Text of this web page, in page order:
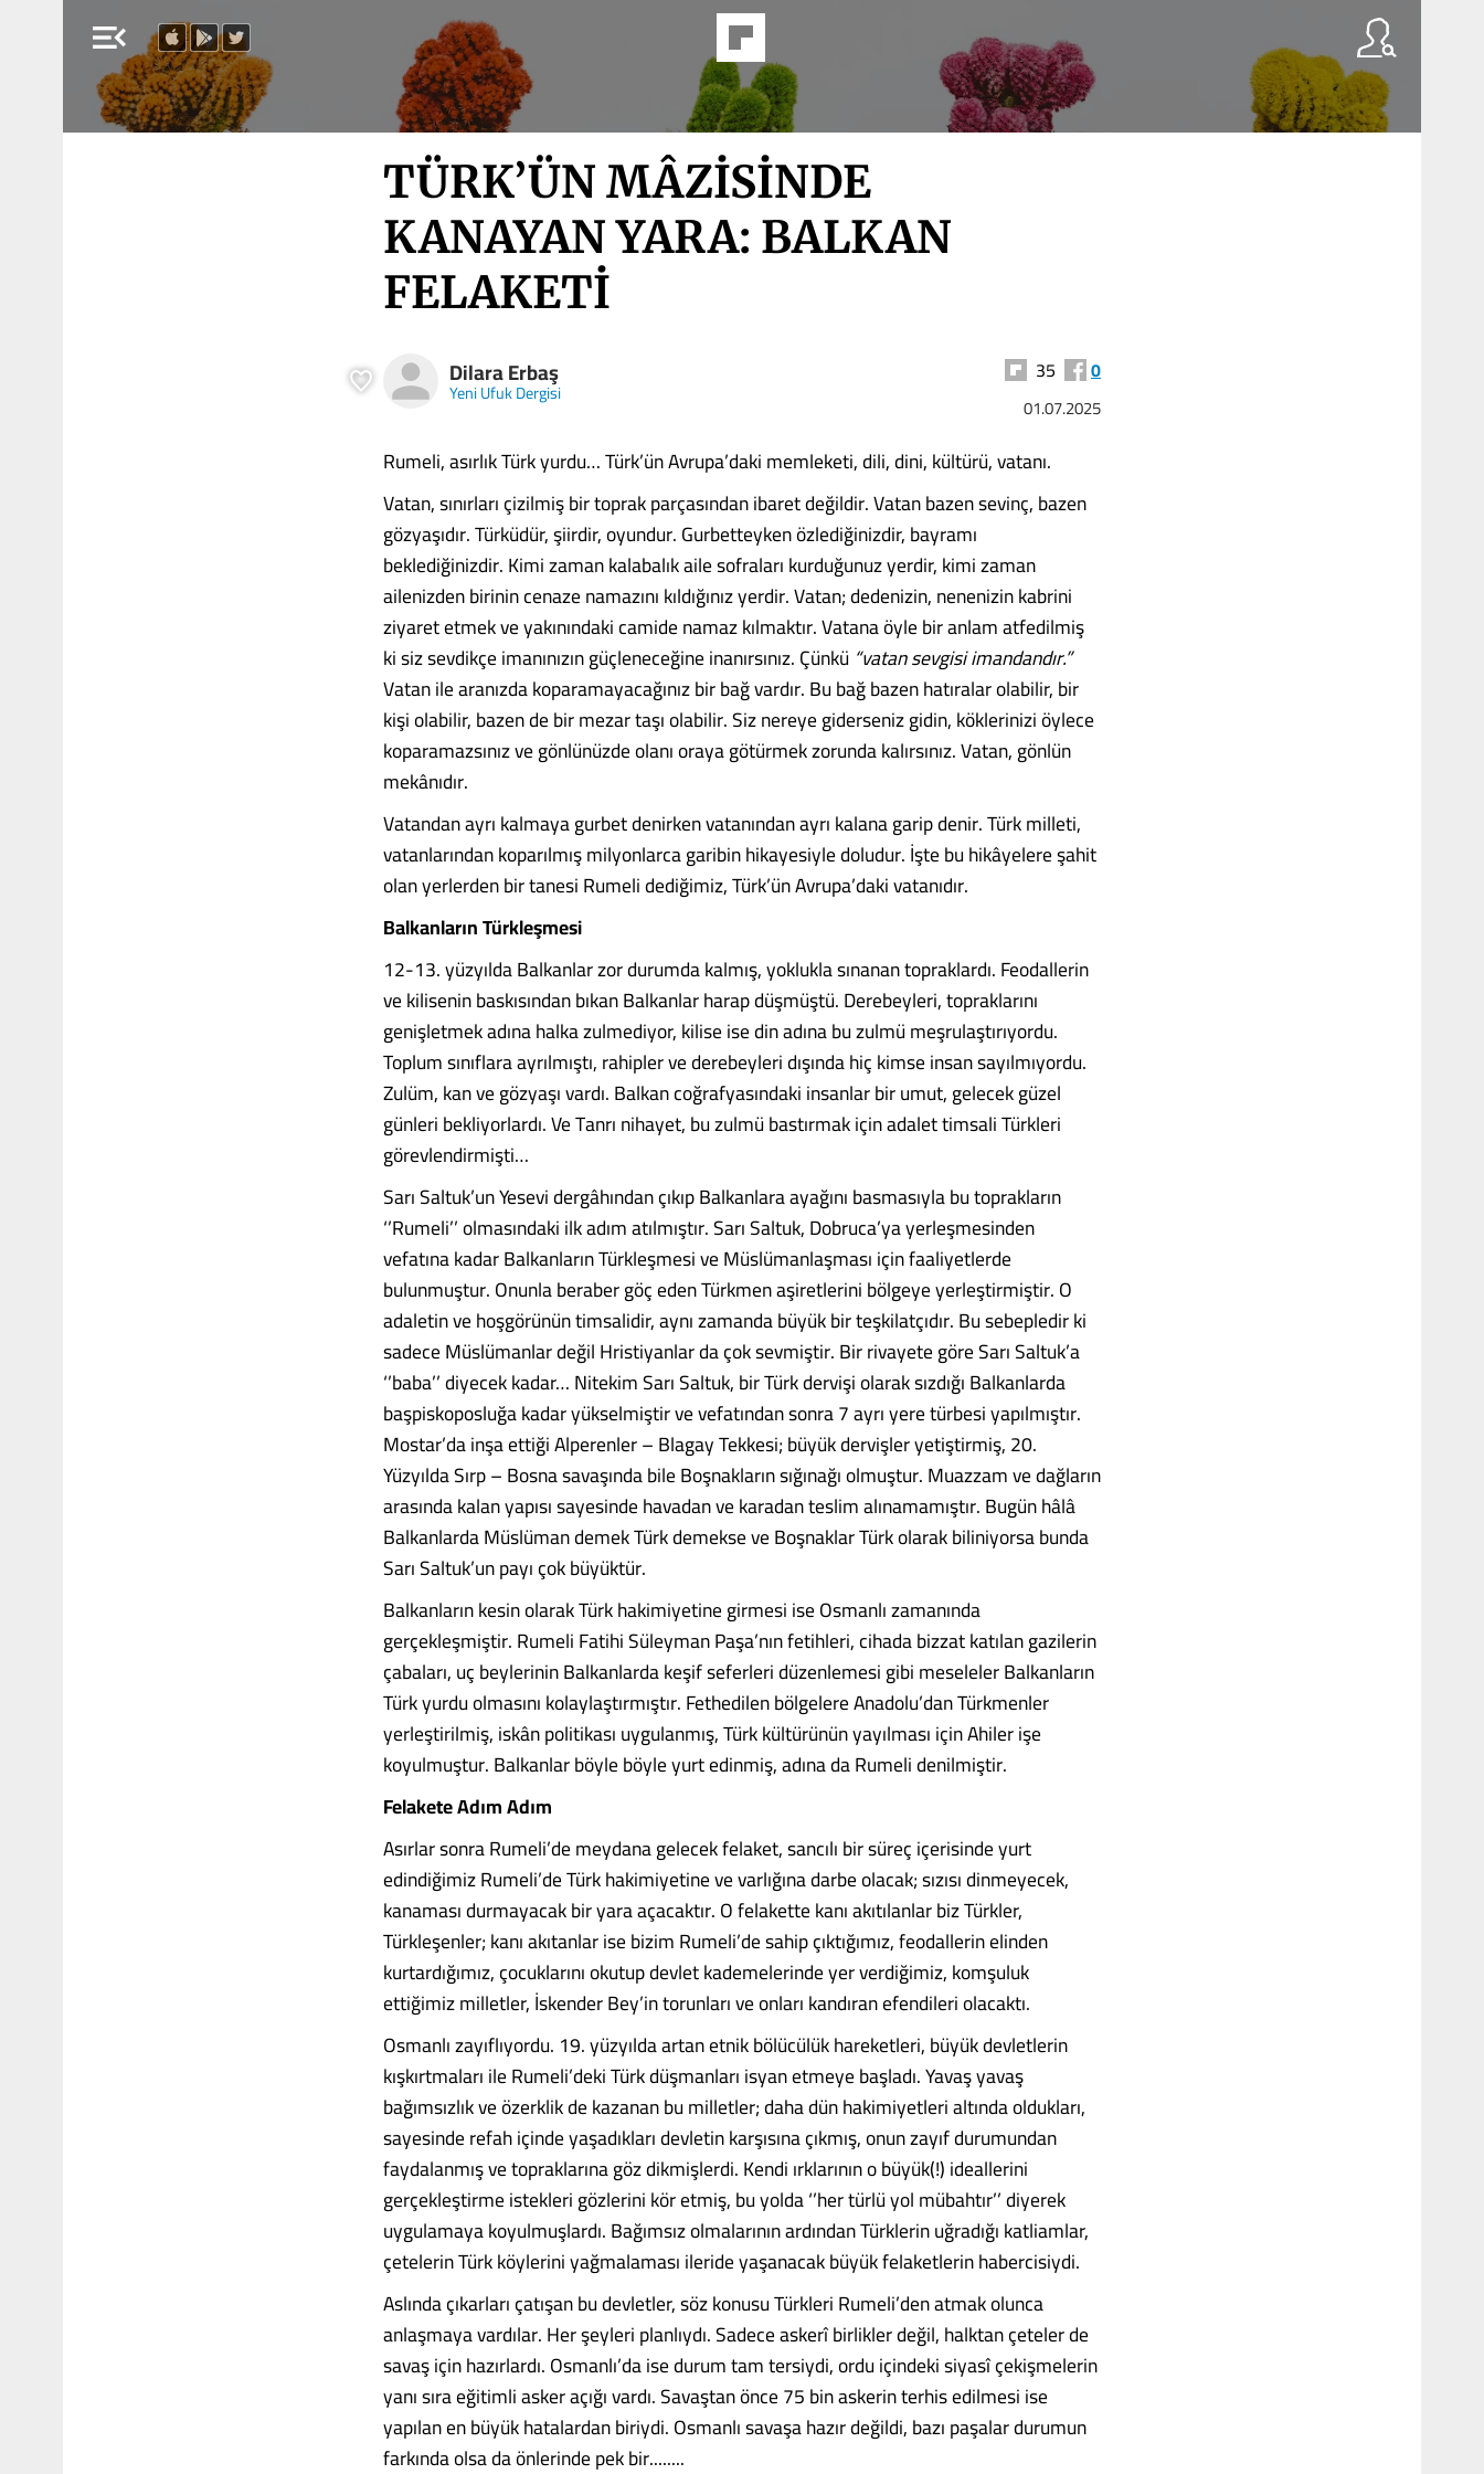
menu_open
TÜRK’ÜN MÂZİSİNDE
KANAYAN YARA: BALKAN
FELAKETİ
Dilara Erbaş
Yeni Ufuk Dergisi
35 0
01.07.2025
Rumeli, asırlık Türk yurdu… Türk’ün Avrupa’daki memleketi, dili, dini, kültürü, vatanı.
Vatan, sınırları çizilmiş bir toprak parçasından ibaret değildir. Vatan bazen sevinç, bazen
gözyaşıdır. Türküdür, şiirdir, oyundur. Gurbetteyken özlediğinizdir, bayramı
beklediğinizdir. Kimi zaman kalabalık aile sofraları kurduğunuz yerdir, kimi zaman
ailenizden birinin cenaze namazını kıldığınız yerdir. Vatan; dedenizin, nenenizin kabrini
ziyaret etmek ve yakınındaki camide namaz kılmaktır. Vatana öyle bir anlam atfedilmiş
ki siz sevdikçe imanınızın güçleneceğine inanırsınız. Çünkü “vatan sevgisi imandandır.”
Vatan ile aranızda koparamayacağınız bir bağ vardır. Bu bağ bazen hatıralar olabilir, bir
kişi olabilir, bazen de bir mezar taşı olabilir. Siz nereye giderseniz gidin, köklerinizi öylece
koparamazsınız ve gönlünüzde olanı oraya götürmek zorunda kalırsınız. Vatan, gönlün
mekânıdır.
Vatandan ayrı kalmaya gurbet denirken vatanından ayrı kalana garip denir. Türk milleti,
vatanlarından koparılmış milyonlarca garibin hikayesiyle doludur. İşte bu hikâyelere şahit
olan yerlerden bir tanesi Rumeli dediğimiz, Türk’ün Avrupa’daki vatanıdır.
Balkanların Türkleşmesi
12-13. yüzyılda Balkanlar zor durumda kalmış, yoklukla sınanan topraklardı. Feodallerin
ve kilisenin baskısından bıkan Balkanlar harap düşmüştü. Derebeyleri, topraklarını
genişletmek adına halka zulmediyor, kilise ise din adına bu zulmü meşrulaştırıyordu.
Toplum sınıflara ayrılmıştı, rahipler ve derebeyleri dışında hiç kimse insan sayılmıyordu.
Zulüm, kan ve gözyaşı vardı. Balkan coğrafyasındaki insanlar bir umut, gelecek güzel
günleri bekliyorlardı. Ve Tanrı nihayet, bu zulmü bastırmak için adalet timsali Türkleri
görevlendirmişti…
Sarı Saltuk’un Yesevi dergâhından çıkıp Balkanlara ayağını basmasıyla bu toprakların
‘’Rumeli’’ olmasındaki ilk adım atılmıştır. Sarı Saltuk, Dobruca’ya yerleşmesinden
vefatına kadar Balkanların Türkleşmesi ve Müslümanlaşması için faaliyetlerde
bulunmuştur. Onunla beraber göç eden Türkmen aşiretlerini bölgeye yerleştirmiştir. O
adaletin ve hoşgörünün timsalidir, aynı zamanda büyük bir teşkilatçıdır. Bu sebepledir ki
sadece Müslümanlar değil Hristiyanlar da çok sevmiştir. Bir rivayete göre Sarı Saltuk’a
‘’baba’’ diyecek kadar… Nitekim Sarı Saltuk, bir Türk dervişi olarak sızdığı Balkanlarda
başpiskoposluğa kadar yükselmiştir ve vefatından sonra 7 ayrı yere türbesi yapılmıştır.
Mostar’da inşa ettiği Alperenler – Blagay Tekkesi; büyük dervişler yetiştirmiş, 20.
Yüzyılda Sırp – Bosna savaşında bile Boşnakların sığınağı olmuştur. Muazzam ve dağların
arasında kalan yapısı sayesinde havadan ve karadan teslim alınamamıştır. Bugün hâlâ
Balkanlarda Müslüman demek Türk demekse ve Boşnaklar Türk olarak biliniyorsa bunda
Sarı Saltuk’un payı çok büyüktür.
Balkanların kesin olarak Türk hakimiyetine girmesi ise Osmanlı zamanında
gerçekleşmiştir. Rumeli Fatihi Süleyman Paşa’nın fetihleri, cihada bizzat katılan gazilerin
çabaları, uç beylerinin Balkanlarda keşif seferleri düzenlemesi gibi meseleler Balkanların
Türk yurdu olmasını kolaylaştırmıştır. Fethedilen bölgelere Anadolu’dan Türkmenler
yerleştirilmiş, iskân politikası uygulanmış, Türk kültürünün yayılması için Ahiler işe
koyulmuştur. Balkanlar böyle böyle yurt edinmiş, adına da Rumeli denilmiştir.
Felakete Adım Adım
Asırlar sonra Rumeli’de meydana gelecek felaket, sancılı bir süreç içerisinde yurt
edindiğimiz Rumeli’de Türk hakimiyetine ve varlığına darbe olacak; sızısı dinmeyecek,
kanaması durmayacak bir yara açacaktır. O felakette kanı akıtılanlar biz Türkler,
Türkleşenler; kanı akıtanlar ise bizim Rumeli’de sahip çıktığımız, feodallerin elinden
kurtardığımız, çocuklarını okutup devlet kademelerinde yer verdiğimiz, komşuluk
ettiğimiz milletler, İskender Bey’in torunları ve onları kandıran efendileri olacaktı.
Osmanlı zayıflıyordu. 19. yüzyılda artan etnik bölücülük hareketleri, büyük devletlerin
kışkırtmaları ile Rumeli’deki Türk düşmanları isyan etmeye başladı. Yavaş yavaş
bağımsızlık ve özerklik de kazanan bu milletler; daha dün hakimiyetleri altında oldukları,
sayesinde refah içinde yaşadıkları devletin karşısına çıkmış, onun zayıf durumundan
faydalanmış ve topraklarına göz dikmişlerdi. Kendi ırklarının o büyük(!) ideallerini
gerçekleştirme istekleri gözlerini kör etmiş, bu yolda ‘’her türlü yol mübahtır’’ diyerek
uygulamaya koyulmuşlardı. Bağımsız olmalarının ardından Türklerin uğradığı katliamlar,
çetelerin Türk köylerini yağmalaması ileride yaşanacak büyük felaketlerin habercisiydi.
Aslında çıkarları çatışan bu devletler, söz konusu Türkleri Rumeli’den atmak olunca
anlaşmaya vardılar. Her şeyleri planlıydı. Sadece askerî birlikler değil, halktan çeteler de
savaş için hazırlardı. Osmanlı’da ise durum tam tersiydi, ordu içindeki siyasî çekişmelerin
yanı sıra eğitimli asker açığı vardı. Savaştan önce 75 bin askerin terhis edilmesi ise
yapılan en büyük hatalardan biriydi. Osmanlı savaşa hazır değildi, bazı paşalar durumun
farkında olsa da önlerinde pek bir........